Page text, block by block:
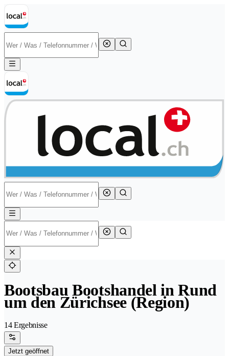
Bootsbau Bootshandel in Rund
um den Zürichsee (Region)
14 Ergebnisse
Jetzt geöffnet